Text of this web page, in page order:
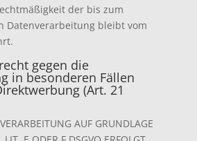
der bis zum
Datenverarbeitung bleibt vom
gegen die
in besonderen Fällen
(Art. 21
AUF GRUNDLAGE